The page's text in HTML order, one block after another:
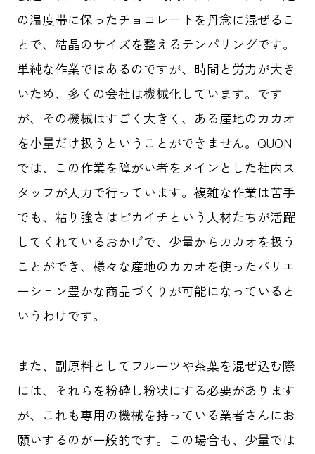
の温度帯に保ったチョコレートを丹念に混ぜるこ
とで、結晶のサイズを整えるテンパリングです。
単純な作業ではあるのですが、時間と労力が大き
いため、多くの会社は機械化しています。です
が、その機械はすごく大きく、ある産地のカカオ
を小量だけ扱うということができません。QUON
では、この作業を障がい者をメインとした社内ス
タッフが人力で行っています。複雑な作業は苦手
でも、粘り強さはピカイチという人材たちが活躍
してくれているおかげで、少量からカカオを扱う
ことができ、様々な産地のカカオを使ったバリエ
ーション豊かな商品づくりが可能になっていると
いうわけです。
また、副原料としてフルーツや茶葉を混ぜ込む際
には、それらを粉砕し粉状にする必要があります
が、これも専用の機械を持っている業者さんにお
願いするのが一般的です。この場合も、少量では